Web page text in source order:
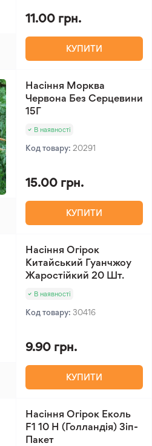
11.00 грн.
КУПИТИ
Насіння Морква
Червона Без Серцевини
15Г
В наявності
Код товару: 20291
15.00 грн.
КУПИТИ
Насіння Огірок
Китайський Гуанчжоу
Жаростійкий 20 Шт.
В наявності
Код товару: 30416
9.90 грн.
КУПИТИ
Насіння Огірок Еколь
F1 10 Н (Голландія) Зіп-
Пакет